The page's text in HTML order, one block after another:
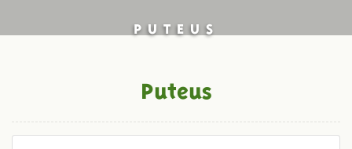
PUTEUS
Puteus